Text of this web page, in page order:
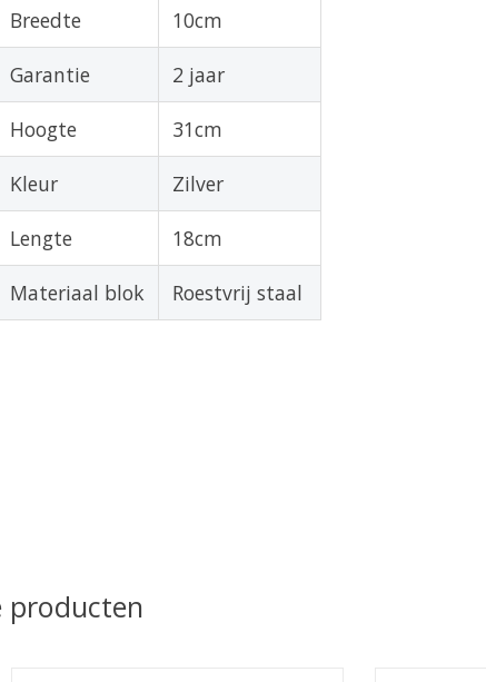
Breedte 10cm
Garantie 2 jaar
Hoogte 31cm
Kleur Zilver
Lengte 18cm
Materiaal blok Roestvrij staal
producten